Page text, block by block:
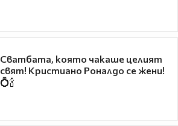
Сватбата, която чакаше целият
свят! Кристиано Роналдо се жени!
💍🍾